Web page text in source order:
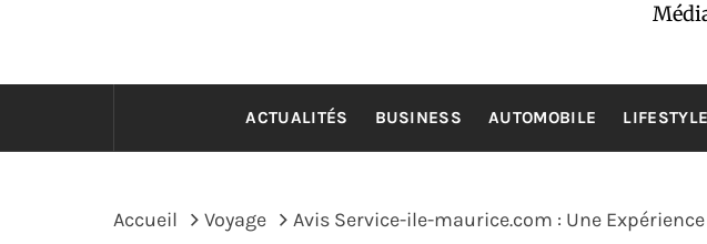
ACTUALITÉS BUSINESS AUTOMOBILE LIFESTYLE
Accueil Voyage Avis Service-ile-maurice.com : Une